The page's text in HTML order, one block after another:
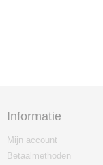
Informatie
Mijn account
Betaalmethoden